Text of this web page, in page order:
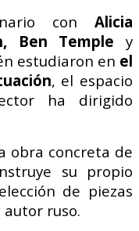
con Alicia
Ben Temple y
estudiaron en el
, el espacio
ha dirigido
obra concreta de
su propio
de piezas
autor ruso.